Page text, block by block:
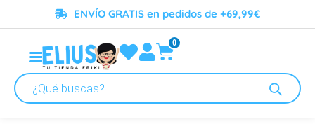
ENVÍO GRATIS en pedidos de +69,99€
0